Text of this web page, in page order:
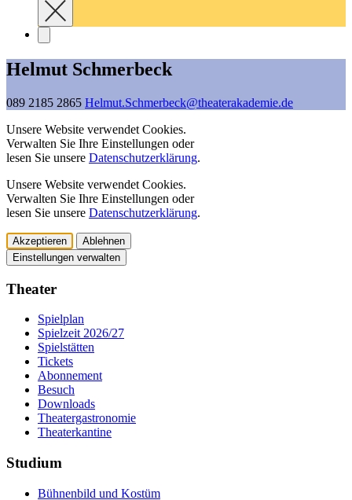
Helmut Schmerbeck
089 2185 2865 Helmut.Schmerbeck@­theaterakademie.de
Unsere Website verwendet Cookies.
Verwalten Sie Ihre Einstellungen oder
lesen Sie unsere Datenschutzerklärung.
Unsere Website verwendet Cookies.
Verwalten Sie Ihre Einstellungen oder
lesen Sie unsere Datenschutzerklärung.
Akzeptieren
Ablehnen
Einstellungen verwalten
Theater
Spielplan
Spielzeit 2026/27
Spielstätten
Tickets
Abonnement
Besuch
Downloads
Theatergastronomie
Theaterkantine
Studium
Bühnenbild und Kostüm